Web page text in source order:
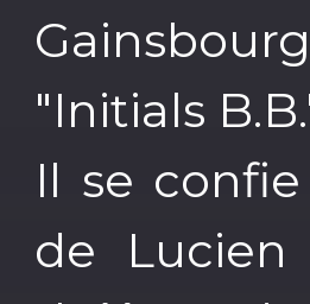
"Initials
Il se
de Lucien